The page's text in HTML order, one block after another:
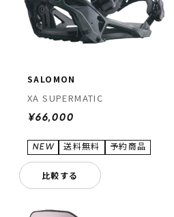
SALOMON
XA SUPERMATIC
¥66,000
比較する